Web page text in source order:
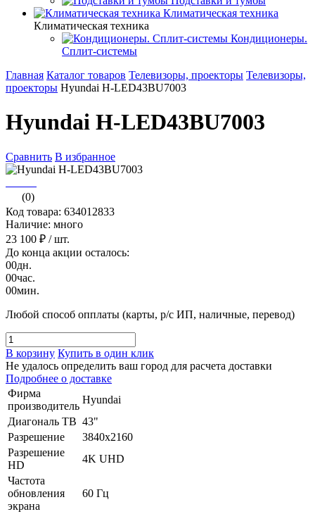
Климатическая техника
Климатическая техника
Кондиционеры.
Сплит-системы
Главная Каталог товаров Телевизоры, проекторы Телевизоры,
проекторы Hyundai H-LED43BU7003
Hyundai H-LED43BU7003
Сравнить В избранное
(0)
Код товара: 634012833
Наличие: много
23 100 ₽ / шт.
До конца акции осталось:
00дн.
00час.
00мин.
Любой способ опплаты (карты, р/с ИП, наличные, перевод)
В корзину Купить в один клик
Не удалось определить ваш город для расчета доставки
Подробнее о доставке
Фирма
производитель
Hyundai
Диагональ ТВ 43"
Разрешение
3840x2160
Разрешение
HD
4K UHD
Частота
обновления
экрана
60 Гц